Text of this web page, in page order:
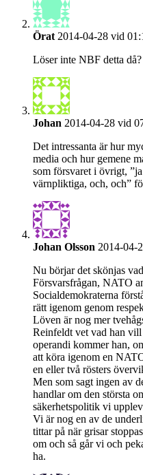
Örat 2014-04-28 vid
Löser inte NBF detta
Johan 2014-04-28 vid
Det intressanta är hur
media och hur gemene
som försvaret i övrigt,
värnpliktiga, och, och”
Johan Olsson 2014-04-
Nu börjar det skönjas
Försvarsfrågan, NATO
Socialdemokraterna
rätt igenom genom
Löven är nog mer
Reinfeldt vet vad han
operandi kommer han,
att köra igenom en
en eller två rösters
Men som sagt ingen av
handlar om den största
säkerhetspolitik vi
Vi är nog en av de
tittar på när grisar
om och så går vi och
ha.